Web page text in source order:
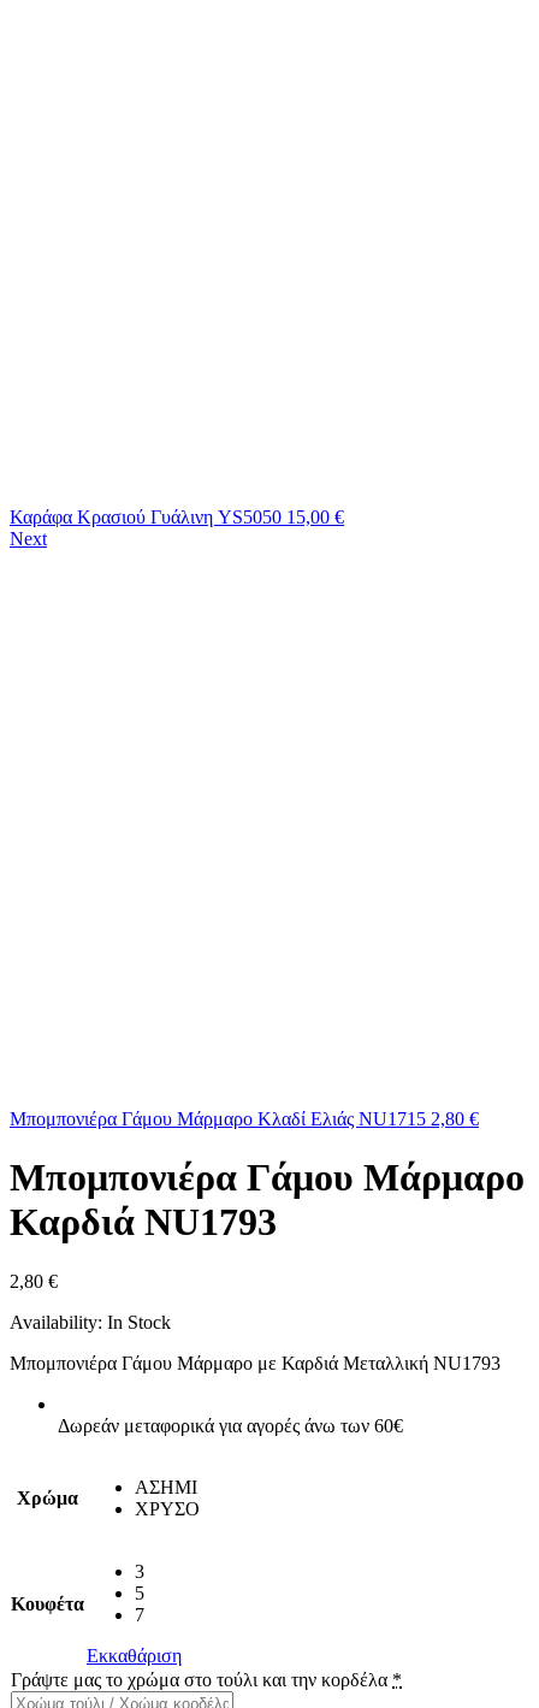
Καράφα Κρασιού Γυάλινη YS5050 15,00 €
Next
Μπομπονιέρα Γάμου Μάρμαρο Κλαδί Ελιάς NU1715 2,80 €
Μπομπονιέρα Γάμου Μάρμαρο
Καρδιά NU1793
2,80 €
Availability: In Stock
Μπομπονιέρα Γάμου Μάρμαρο με Καρδιά Μεταλλική NU1793
Δωρεάν μεταφορικά για αγορές άνω των 60€
Χρώμα
ΑΣΗΜΙ
ΧΡΥΣΟ
Κουφέτα
3
5
7
Εκκαθάριση
Γράψτε μας το χρώμα στο τούλι και την κορδέλα *